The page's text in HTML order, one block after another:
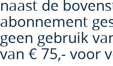
naast de
abonnement
geen gebruik
van € 75,- voor